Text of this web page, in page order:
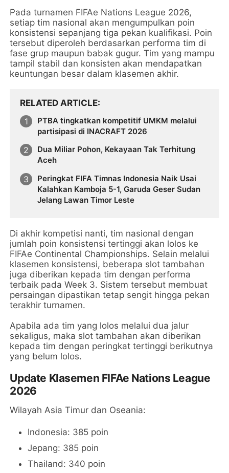
Pada turnamen FIFAe Nations League 2026,
setiap tim nasional akan mengumpulkan poin
konsistensi sepanjang tiga pekan kualifikasi. Poin
tersebut diperoleh berdasarkan performa tim di
fase grup maupun babak gugur. Tim yang mampu
tampil stabil dan konsisten akan mendapatkan
keuntungan besar dalam klasemen akhir.
RELATED ARTICLE
PTBA tingkatkan kompetitif UMKM melalui
partisipasi di INACRAFT 2026
Dua Miliar Pohon, Kekayaan Tak Terhitung
Aceh
Peringkat FIFA Timnas Indonesia Naik Usai
Kalahkan Kamboja 5-1, Garuda Geser Sudan
Jelang Lawan Timor Leste
Di akhir kompetisi nanti, tim nasional dengan
jumlah poin konsistensi tertinggi akan lolos ke
FIFAe Continental Championships. Selain melalui
klasemen konsistensi, beberapa slot tambahan
juga diberikan kepada tim dengan performa
terbaik pada Week 3. Sistem tersebut membuat
persaingan dipastikan tetap sengit hingga pekan
terakhir turnamen.
Apabila ada tim yang lolos melalui dua jalur
sekaligus, maka slot tambahan akan diberikan
kepada tim dengan peringkat tertinggi berikutnya
yang belum lolos.
Update Klasemen FIFAe Nations League
2026
Wilayah Asia Timur dan Oseania:
Indonesia: 385 poin
Jepang: 385 poin
Thailand: 340 poin